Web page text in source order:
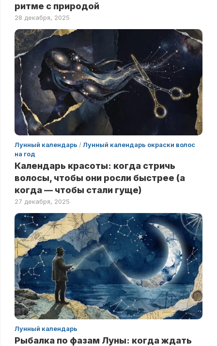
ритме с природой
28 декабря, 2025
Лунный календарь /Лунный календарь окраски волос
на год
Календарь красоты: когда стричь
волосы, чтобы они росли быстрее (а
когда — чтобы стали гуще)
27 декабря, 2025
Лунный календарь
Рыбалка по фазам Луны: когда ждать